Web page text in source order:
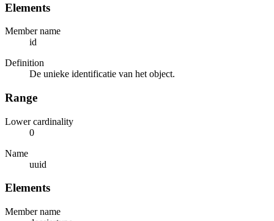
Elements
Member name
id
Definition
De unieke identificatie van het object.
Range
Lower cardinality
0
Name
uuid
Elements
Member name